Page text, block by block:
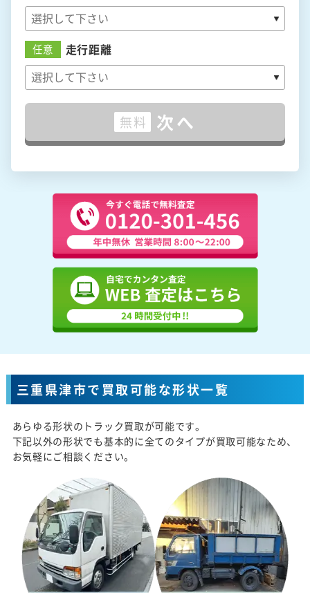
任意 走行距離
無料 次へ
三重県津市で買取可能な形状一覧
あらゆる形状のトラック買取が可能です。
下記以外の形状でも基本的に全てのタイプが買取可能なため、
お気軽にご相談ください。